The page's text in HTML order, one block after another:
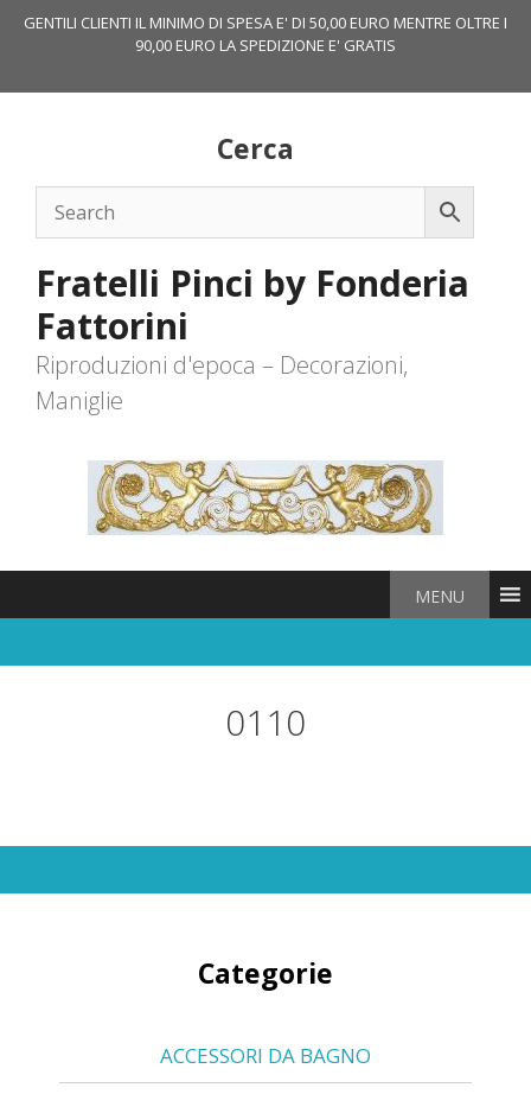
GENTILI CLIENTI IL MINIMO DI SPESA E' DI 50,00 EURO MENTRE OLTRE I
90,00 EURO LA SPEDIZIONE E' GRATIS
Cerca
Fratelli Pinci by Fonderia
Fattorini
Riproduzioni d'epoca – Decorazioni,
Maniglie
MENU
0110
Categorie
ACCESSORI DA BAGNO